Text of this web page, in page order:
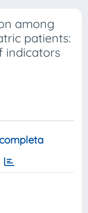
among
patients:
indicators